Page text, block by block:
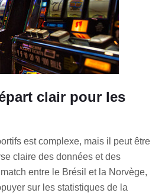
clair pour les
est complexe, mais il peut être
claire des données et des
entre le Brésil et la Norvège,
sur les statistiques de la